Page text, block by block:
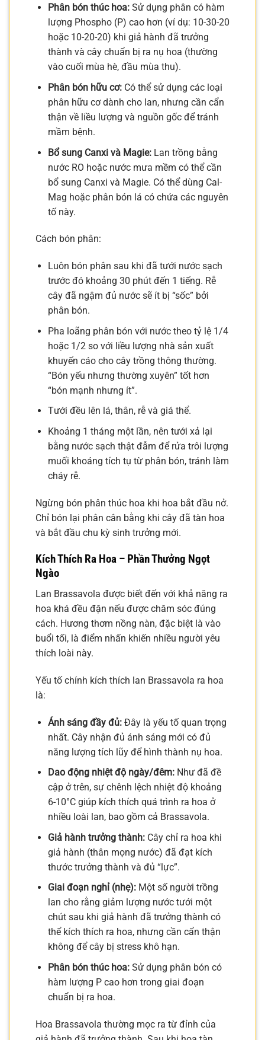
Phân bón thúc hoa:Sử dụng phân có hàm
lượng Phospho (P) cao hơn (ví dụ: 10-30-20
hoặc 10-20-20) khi giả hành đã trưởng
thành và cây chuẩn bị ra nụ hoa (thường
vào cuối mùa hè, đầu mùa thu).
Phân bón hữu cơ:Có thể sử dụng các loại
phân hữu cơ dành cho lan, nhưng cần cẩn
thận về liều lượng và nguồn gốc để tránh
mầm bệnh.
Bổ sung Canxi và Magie:Lan trồng bằng
nước RO hoặc nước mưa mềm có thể cần
bổ sung Canxi và Magie. Có thể dùng Cal-
Mag hoặc phân bón lá có chứa các nguyên
tố này.
Cách bón phân:
Luôn bón phân sau khi đã tưới nước sạch
trước đó khoảng 30 phút đến 1 tiếng. Rễ
cây đã ngậm đủ nước sẽ ít bị “sốc” bởi
phân bón.
Pha loãng phân bón với nước theo tỷ lệ 1/4
hoặc 1/2 so với liều lượng nhà sản xuất
khuyến cáo cho cây trồng thông thường.
“Bón yếu nhưng thường xuyên” tốt hơn
“bón mạnh nhưng ít”.
Tưới đều lên lá, thân, rễ và giá thể.
Khoảng 1 tháng một lần, nên tưới xả lại
bằng nước sạch thật đẫm để rửa trôi lượng
muối khoáng tích tụ từ phân bón, tránh làm
cháy rễ.
Ngừng bón phân thúc hoa khi hoa bắt đầu nở.
Chỉ bón lại phân cân bằng khi cây đã tàn hoa
và bắt đầu chu kỳ sinh trưởng mới.
Kích Thích Ra Hoa – Phần Thưởng Ngọt
Ngào
Lan Brassavola được biết đến với khả năng ra
hoa khá đều đặn nếu được chăm sóc đúng
cách. Hương thơm nồng nàn, đặc biệt là vào
buổi tối, là điểm nhấn khiến nhiều người yêu
thích loài này.
Yếu tố chính kích thích lan Brassavola ra hoa
là:
Ánh sáng đầy đủ:Đây là yếu tố quan trọng
nhất. Cây nhận đủ ánh sáng mới có đủ
năng lượng tích lũy để hình thành nụ hoa.
Dao động nhiệt độ ngày/đêm:Như đã đề
cập ở trên, sự chênh lệch nhiệt độ khoảng
6-10°C giúp kích thích quá trình ra hoa ở
nhiều loài lan, bao gồm cả Brassavola.
Giả hành trưởng thành:Cây chỉ ra hoa khi
giả hành (thân mọng nước) đã đạt kích
thước trưởng thành và đủ “lực”.
Giai đoạn nghỉ (nhẹ):Một số người trồng
lan cho rằng giảm lượng nước tưới một
chút sau khi giả hành đã trưởng thành có
thể kích thích ra hoa, nhưng cần cẩn thận
không để cây bị stress khô hạn.
Phân bón thúc hoa:Sử dụng phân bón có
hàm lượng P cao hơn trong giai đoạn
chuẩn bị ra hoa.
Hoa Brassavola thường mọc ra từ đỉnh của